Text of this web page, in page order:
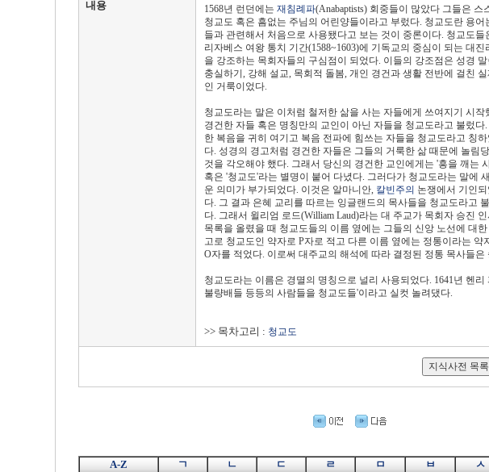
내용
1568년 런던에는 재침례파(Anabaptists) 회중들이 많았다 그들은 스
청교도 혹은 흠없는 주님의 어린양들이라고 부렀다. 청교도란 용어
들과 관련해서 처음으로 사용됐다고 보는 것이 중론이다. 청교도들
리자베스 여왕 통치 기간(1588~1603)에 기독교의 중심이 되는 대진
을 강조하는 목회자들의 구심점이 되었다. 이들의 강조점은 성경 말
충실하기, 강해 설교, 목회적 돌봄, 개인 경건과 생활 전반에 걸친 실
인 거룩이었다.
청교도라는 말은 이처럼 철저한 삶을 사는 자들에게 쓰여지기 시작
경건한 자들 혹은 명칭만의 교인이 아닌 자들을 청교도라고 불렀다.
한 복음을 귀히 여기고 복음 전파에 힘쓰는 자들을 청교도라고 칭하
다. 성경의 경고처럼 경건한 자들은 그들의 거룩한 삶 때문에 놀림
것을 각오해야 했다. 그래서 당신의 경건한 교인에게는 '흥을 깨는
혹은 '청교도'라는 별명이 붙어 다녔다. 그러다가 청교도라는 말에
운 의미가 부가되었다. 이것은 알마니안, 칼빈주의 논쟁에서 기인되
다. 그 결과 은혜 교리를 따르는 잉글랜드의 목사들을 청교도라고
다. 그래서 윌리엄 로드(William Laud)라는 대 주교가 목회자 승진
목록을 올렸을 때 청교도들의 이름 옆에는 그들의 신앙 노선에 대한
고로 청교도인 약자로 P자로 적고 다른 이름 옆에는 정통이라는 약
O자를 적었다. 이로써 대주교의 해석에 따라 결정된 정통 목사들
청교도라는 이름은 경멸의 명칭으로 널리 사용되었다. 1641년 헨
불량배들 등등의 사람들을 청교도들'이라고 실컷 놀려댔다.
>> 목차고리 : 청교도
A-Z ㄱ ㄴ ㄷ ㄹ ㅁ ㅂ ㅅ